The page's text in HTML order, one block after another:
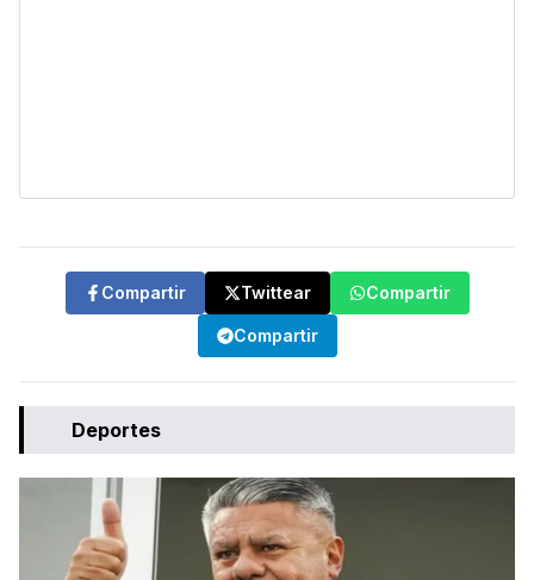
Compartir Twittear Compartir
Compartir
Deportes